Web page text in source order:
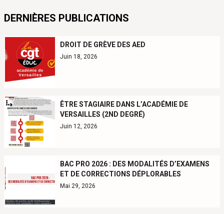
DERNIÈRES PUBLICATIONS
DROIT DE GRÈVE DES AED
Juin 18, 2026
ÊTRE STAGIAIRE DANS L’ACADÉMIE DE
VERSAILLES (2ND DEGRÉ)
Juin 12, 2026
BAC PRO 2026 : DES MODALITÉS D’EXAMENS
ET DE CORRECTIONS DÉPLORABLES
Mai 29, 2026